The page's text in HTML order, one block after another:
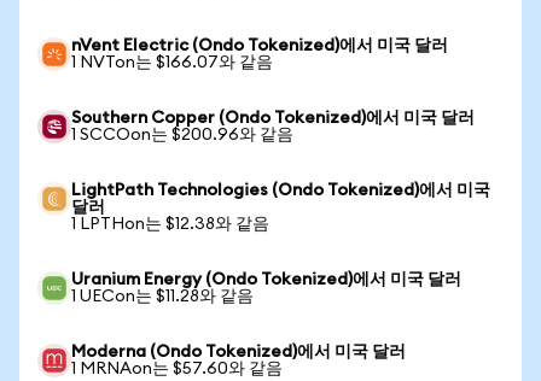
nVent Electric (Ondo Tokenized)에서 미국 달러
1 NVTon는 $166.07와 같음
Southern Copper (Ondo Tokenized)에서 미국 달러
1 SCCOon는 $200.96와 같음
LightPath Technologies (Ondo Tokenized)에서 미국
달러
1 LPTHon는 $12.38와 같음
Uranium Energy (Ondo Tokenized)에서 미국 달러
1 UECon는 $11.28와 같음
Moderna (Ondo Tokenized)에서 미국 달러
1 MRNAon는 $57.60와 같음